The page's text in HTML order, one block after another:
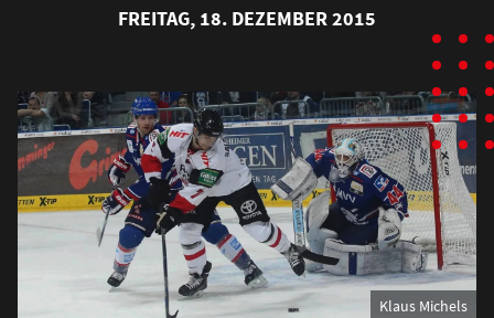
FREITAG, 18. DEZEMBER 2015
Klaus Michels